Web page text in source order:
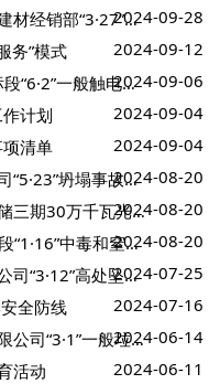
2024-09-28
米东柏杨河乌鲁木齐市米东区众悦建材经销部“3·27”一般车辆伤害事故防范和整改...
2024-09-12
务”模式
2024-09-06
米东柏杨河350万千瓦光伏项目II标段“6·2”一般触电事故调查报告
2024-09-04
计划
2024-09-04
清单
2024-08-20
米东盛达东路新疆兴朋商贸有限公司“5·23”坍塌事故调查报告
2024-08-20
米东柏杨河国能乌鲁木齐市源网荷储三期30万千瓦光伏发电项目“4·28”车辆伤害事...
2024-08-20
米东柏杨河350万千瓦光伏项目Ⅰ标段“1·16”中毒和窒息事故调查报告
2024-07-25
米东盛达东路河南东锐起重机有限公司“3·12”高处坠落事故调查报告
2024-07-16
全防线
2024-06-14
米东柏杨河新疆严强胜物业管理有限公司“3·1”一般垃圾掩埋事故调查报告（公示）
2024-06-11
活动